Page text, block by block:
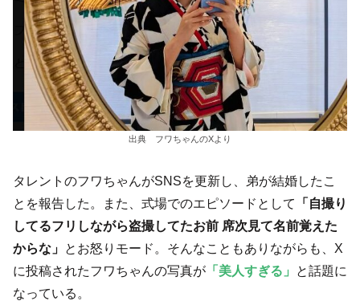
出典 フワちゃんのXより
タレントのフワちゃんがSNSを更新し、弟が結婚したこ
とを報告した。また、式場でのエピソードとして
「自撮り
してるフリしながら盗撮してたお前 席次見て名前覚えた
からな」 とお怒りモード。そんなこともありながらも、X
に投稿されたフワちゃんの写真が 「美人すぎる」
と話題に
なっている。